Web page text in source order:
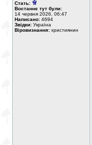
Стать:
Востаннє тут були:
14 червня 2026, 06:47
Написано: 4694
Звідки: Україна
Віровизнання: християнин